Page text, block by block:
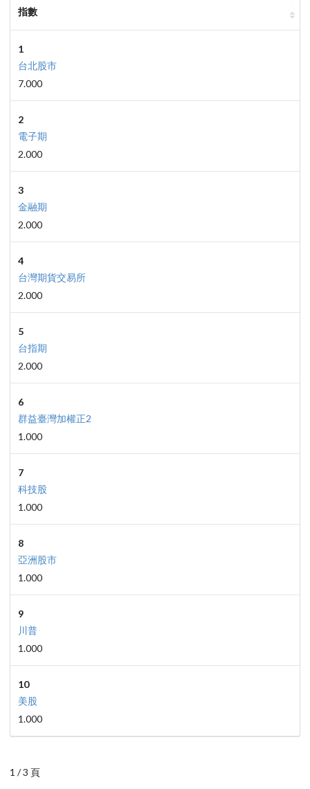
指數
1
台北股市
7.000
2
電子期
2.000
3
金融期
2.000
4
台灣期貨交易所
2.000
5
台指期
2.000
6
群益臺灣加權正2
1.000
7
科技股
1.000
8
亞洲股市
1.000
9
川普
1.000
10
美股
1.000
1 / 3 頁